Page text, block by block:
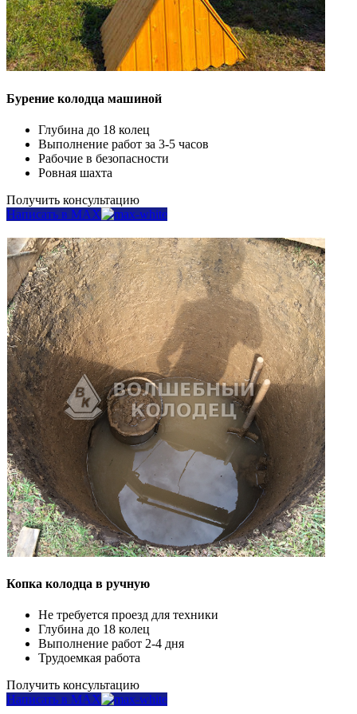
Бурение колодца машиной
Глубина до 18 колец
Выполнение работ за 3-5 часов
Рабочие в безопасности
Ровная шахта
Получить консультацию
Написать в MAX
Копка колодца в ручную
Не требуется проезд для техники
Глубина до 18 колец
Выполнение работ 2-4 дня
Трудоемкая работа
Получить консультацию
Написать в MAX